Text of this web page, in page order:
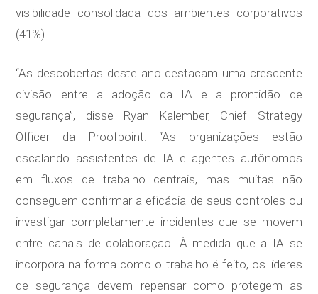
visibilidade consolidada dos ambientes corporativos
(41%).
“As descobertas deste ano destacam uma crescente
divisão entre a adoção da IA e a prontidão de
segurança”, disse Ryan Kalember, Chief Strategy
Officer da Proofpoint. “As organizações estão
escalando assistentes de IA e agentes autônomos
em fluxos de trabalho centrais, mas muitas não
conseguem confirmar a eficácia de seus controles ou
investigar completamente incidentes que se movem
entre canais de colaboração. À medida que a IA se
incorpora na forma como o trabalho é feito, os líderes
de segurança devem repensar como protegem as